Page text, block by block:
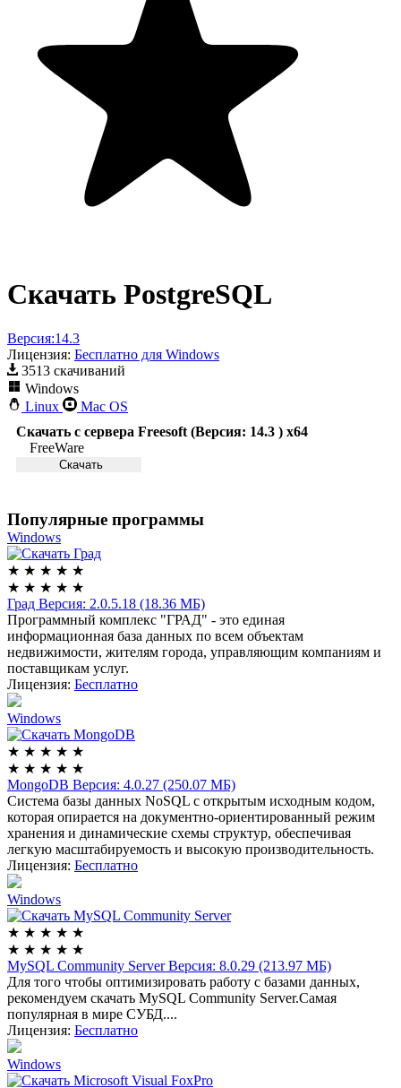
Скачать PostgreSQL
Версия:14.3
Лицензия: Бесплатно для Windows
3513 скачиваний
Windows
Linux
Mac OS
Скачать с сервера Freesoft (Версия: 14.3 ) x64
FreeWare
Скачать
Популярные программы
Windows
★ ★ ★ ★ ★
★ ★ ★ ★ ★
Град Версия: 2.0.5.18 (18.36 МБ)
Программный комплекс "ГРАД" - это единая
информационная база данных по всем объектам
недвижимости, жителям города, управляющим компаниям и
поставщикам услуг.
Лицензия: Бесплатно
Windows
★ ★ ★ ★ ★
★ ★ ★ ★ ★
MongoDB Версия: 4.0.27 (250.07 МБ)
Система базы данных NoSQL с открытым исходным кодом,
которая опирается на документно-ориентированный режим
хранения и динамические схемы структур, обеспечивая
легкую масштабируемость и высокую производительность.
Лицензия: Бесплатно
Windows
★ ★ ★ ★ ★
★ ★ ★ ★ ★
MySQL Community ServerВерсия: 8.0.29 (213.97 МБ)
Для того чтобы оптимизировать работу с базами данных,
рекомендуем скачать MySQL Community Server.Самая
популярная в мире СУБД....
Лицензия: Бесплатно
Windows